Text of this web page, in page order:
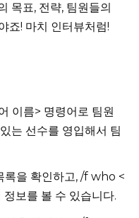
목표, 전략, 팀원들의
죠! 마치 인터뷰처럼!
이름> 명령어로 팀원
는 선수를 영입해서 팀
록을 확인하고, /f who <
보를 볼 수 있습니다.